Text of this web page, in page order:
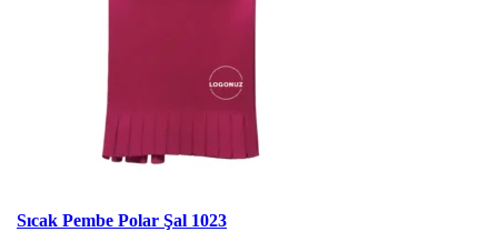
Sıcak Pembe Polar Şal 1023